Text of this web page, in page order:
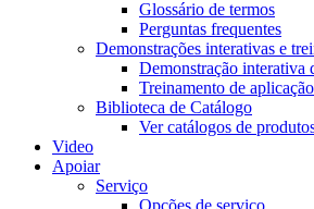
Glossário de termos
Perguntas frequentes
Demonstrações interativas e
Demonstração interativa
Treinamento de
Biblioteca de Catálogo
Ver catálogos de
Video
Apoiar
Serviço